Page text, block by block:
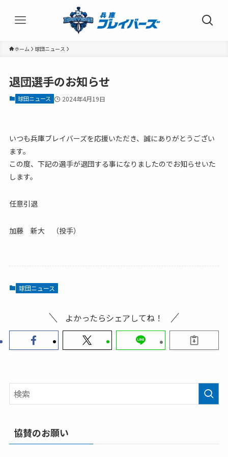
ホーム 球団ニュース
退団選手のお知らせ
球団ニュース 2024年4月19日
いつも兵庫ブレイバーズを応援いただき、誠にありがとうござい
ます。
この度、下記の選手が退団する事になりましたのでお知らせいた
します。
任意引退
加藤 新大 （投手）
球団ニュース
よかったらシェアしてね！
協賛のお願い